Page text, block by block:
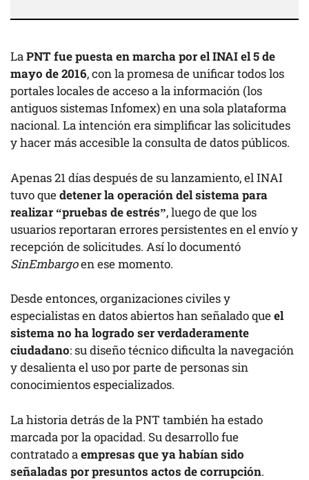
LaPNT fue puesta en marcha por el INAI el 5 de
mayo de 2016, con la promesa de unificar todos los
portales locales de acceso a la información (los
antiguos sistemas Infomex) en una sola plataforma
nacional. La intención era simplificar las solicitudes
y hacer más accesible la consulta de datos públicos.
Apenas 21 días después de su lanzamiento, el INAI
tuvo quedetener la operación del sistema para
realizar “pruebas de estrés”, luego de que los
usuarios reportaran errores persistentes en el envío y
recepción de solicitudes. Así lo documentó
SinEmbargoen ese momento.
Desde entonces, organizaciones civiles y
especialistas en datos abiertos han señalado queel
sistema no ha logrado ser verdaderamente
ciudadano: su diseño técnico dificulta la navegación
y desalienta el uso por parte de personas sin
conocimientos especializados.
La historia detrás de la PNT también ha estado
marcada por la opacidad. Su desarrollo fue
contratado a empresas que ya habían sido
señaladas por presuntos actos de corrupción.